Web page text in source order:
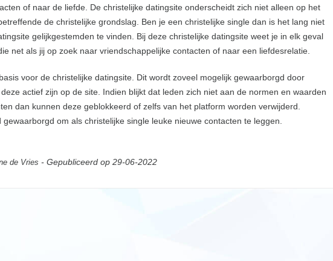
of naar de liefde. De christelijke datingsite onderscheidt zich niet alleen op het
de christelijke grondslag. Ben je een christelijke single dan is het lang niet
gelijkgestemden te vinden. Bij deze christelijke datingsite weet je in elk geval
net als jij op zoek naar vriendschappelijke contacten of naar een liefdesrelatie.
voor de christelijke datingsite. Dit wordt zoveel mogelijk gewaarborgd door
actief zijn op de site. Indien blijkt dat leden zich niet aan de normen en waarden
dan kunnen deze geblokkeerd of zelfs van het platform worden verwijderd.
om als christelijke single leuke nieuwe contacten te leggen.
de Vries - Gepubliceerd op 29-06-2022